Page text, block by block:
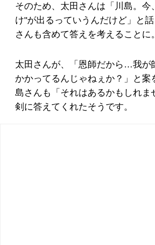
そのため、太田さんは「川島。今
け"が出るっていうんだけど」と
さんも含めて答えを考えることに。
太田さんが、「恩師だから…我が
かかってるんじゃねぇか？」と案
島さんも「それはあるかもしれま
剣に答えてくれたそうです。